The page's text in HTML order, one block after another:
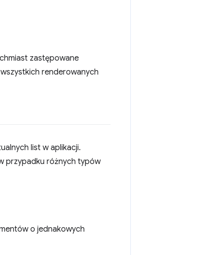
zastępowane
renderowanych
list w aplikacji.
przypadku różnych typów
o jednakowych